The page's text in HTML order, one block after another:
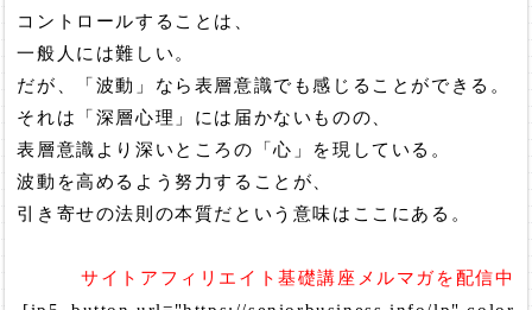
コントロールすることは、
一般人には難しい。
だが、「波動」なら表層意識でも感じることができる。
それは「深層心理」には届かないものの、
表層意識より深いところの「心」を現している。
波動を高めるよう努力することが、
引き寄せの法則の本質だという意味はここにある。
サイトアフィリエイト基礎講座メルマガを配信中